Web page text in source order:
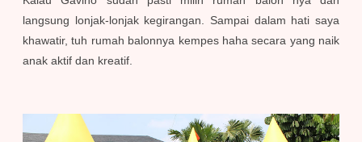
langsung lonjak-lonjak kegirangan. Sampai dalam hati saya
khawatir, tuh rumah balonnya kempes haha secara yang naik
anak aktif dan kreatif.